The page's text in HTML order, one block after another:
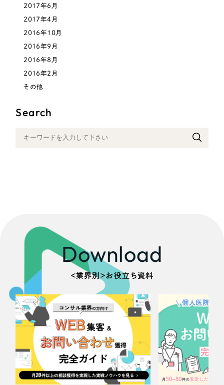
2017年6月
2017年4月
2016年10月
2016年9月
2016年8月
2016年2月
その他
Search
Download
＜業界別＞お役立ち資料